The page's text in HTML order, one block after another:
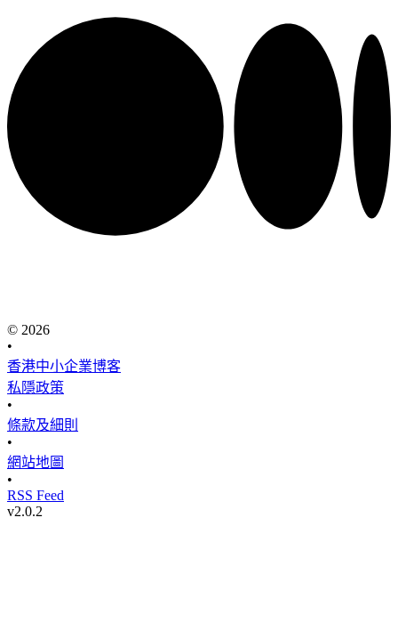
© 2026
•
香港中小企業博客
私隱政策
•
條款及細則
•
網站地圖
•
RSS Feed
v2.0.2